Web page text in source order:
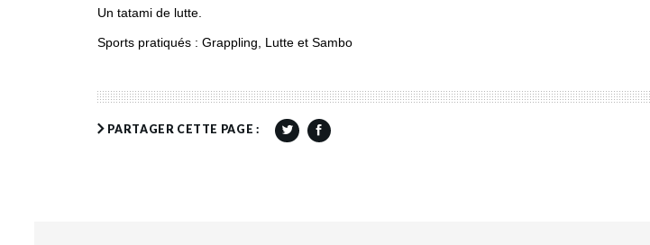
Un tatami de lutte.
Sports pratiqués : Grappling, Lutte et Sambo
PARTAGER CETTE PAGE :